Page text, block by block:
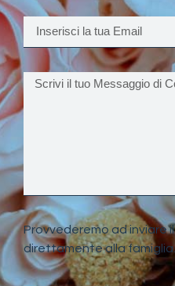
Provvederemo ad inviare
direttamente alla famiglia.